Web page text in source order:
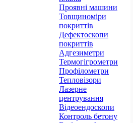
Проявні машини
Товщиноміри
покриттів
Дефектоскопи
покриттів
Адгезиметри
Термогігрометри
Профілометри
Тепловізори
Лазерне
центрування
Відеоендоскопи
Контроль бетону